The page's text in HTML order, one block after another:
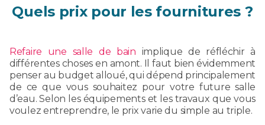
Quels prix pour les fournitures ?
Refaire une salle de bain implique de réfléchir à
différentes choses en amont. Il faut bien évidemment
penser au budget alloué, qui dépend principalement
de ce que vous souhaitez pour votre future salle
d’eau. Selon les équipements et les travaux que vous
voulez entreprendre, le prix varie du simple au triple.